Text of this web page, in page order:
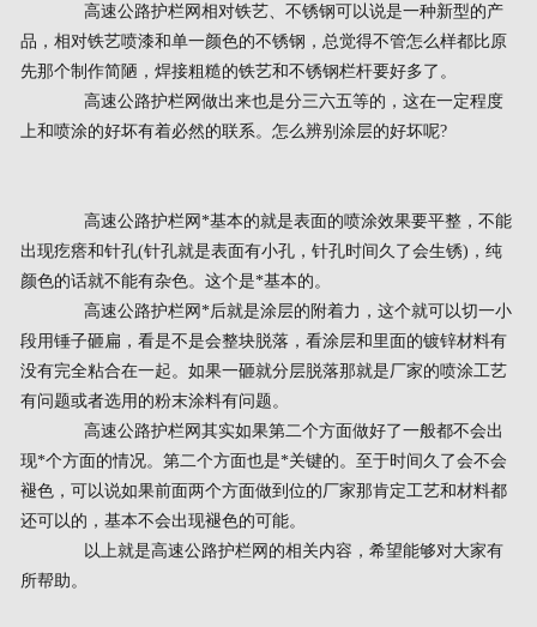
高速公路护栏网相对铁艺、不锈钢可以说是一种新型的产
品，相对铁艺喷漆和单一颜色的不锈钢，总觉得不管怎么样都比原
先那个制作简陋，焊接粗糙的铁艺和不锈钢栏杆要好多了。
高速公路护栏网做出来也是分三六五等的，这在一定程度
上和喷涂的好坏有着必然的联系。怎么辨别涂层的好坏呢?
高速公路护栏网*基本的就是表面的喷涂效果要平整，不能
出现疙瘩和针孔(针孔就是表面有小孔，针孔时间久了会生锈)，纯
颜色的话就不能有杂色。这个是*基本的。
高速公路护栏网*后就是涂层的附着力，这个就可以切一小
段用锤子砸扁，看是不是会整块脱落，看涂层和里面的镀锌材料有
没有完全粘合在一起。如果一砸就分层脱落那就是厂家的喷涂工艺
有问题或者选用的粉末涂料有问题。
高速公路护栏网其实如果第二个方面做好了一般都不会出
现*个方面的情况。第二个方面也是*关键的。至于时间久了会不会
褪色，可以说如果前面两个方面做到位的厂家那肯定工艺和材料都
还可以的，基本不会出现褪色的可能。
以上就是高速公路护栏网的相关内容，希望能够对大家有
所帮助。